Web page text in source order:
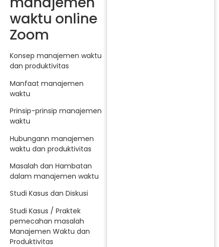
waktu online
Zoom
Konsep manajemen waktu
dan produktivitas
Manfaat manajemen
waktu
Prinsip-prinsip manajemen
waktu
Hubungann manajemen
waktu dan produktivitas
Masalah dan Hambatan
dalam manajemen waktu
Studi Kasus dan Diskusi
Studi Kasus / Praktek
pemecahan masalah
Manajemen Waktu dan
Produktivitas